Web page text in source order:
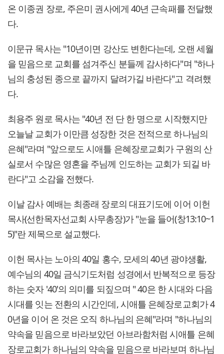
온 이종권 장로, 주은미 권사에게 40년 근속패를 전달했
다.
이문규 목사는 "10년이면 강산도 변한다는데, 오랜 세월
을 믿음으로 교회를 섬겨주신 분들께 감사하다"며 "하나
님의 충성된 종으로 끝까지 달려가길 바란다"고 격려했
다.
최용주 원로 목사는 "40년 전 단 한 명으로 시작했지만
오늘날 교회가 이만큼 성장한 것은 전적으로 하나님의
은혜"라며 "앞으로도 시애틀 은혜장로교회가 구원의 산
실로서 수많은 영혼을 주님께 인도하는 교회가 되길 바
란다"고 소감을 전했다.
이날 감사 예배는 최종래 장로의 대표기도에 이어 이헌
목사(선한목자선교회 사무총장)가 "눈을 들어(창13:10~1
5)"란 제목으로 설교했다.
이헌 목사는 노아의 40일 홍수, 모세의 40년 광야생활,
예수님의 40일 금식기도처럼 성경에서 반복적으로 등장
하는 숫자 '40'의 의미를 되짚으며 " 40은 한 시대와 다음
시대를 잇는 전환의 시간인데, 시애틀 은혜장로교회가 4
0년을 이어 온 것은 오직 하나님의 은혜"라며 "하나님의
약속을 믿음으로 바라보았던 아브라함처럼 시애틀 은혜
장로교회가 하나님의 약속을 믿음으로 바라보며 하나님